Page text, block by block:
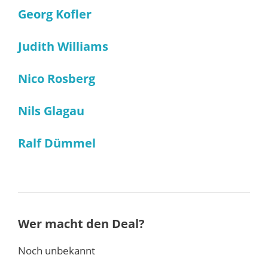
Georg Kofler
Judith Williams
Nico Rosberg
Nils Glagau
Ralf Dümmel
Wer macht den Deal?
Noch unbekannt